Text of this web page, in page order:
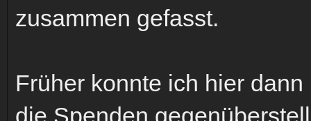
zusammen gefasst.
Früher konnte ich hier
die Spenden